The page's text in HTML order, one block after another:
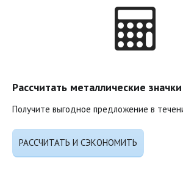
Рассчитать металлические значки
Получите выгодное предложение в
РАССЧИТАТЬ И СЭКОНОМИТЬ